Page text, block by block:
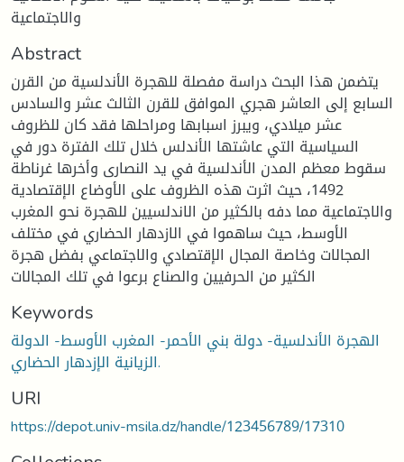
والاجتماعية
Abstract
يتضمن هذا البحث دراسة مفصلة للهجرة الأندلسية من القرن
السابع إلى العاشر هجري الموافق للقرن الثالث عشر والسادس
عشر ميلادي، ويبرز اسبابها ومراحلها فقد كان للظروف
السياسية التي عاشتها الأندلس خلال تلك الفترة دور في
سقوط معظم المدن الأندلسية في يد النصارى وأخرها غرناطة
1492، حيث اثرت هذه الظروف على الأوضاع الإقتصادية
والاجتماعية مما دفه بالكثير من الاندلسيين للهجرة نحو المغرب
الأوسط، حيث ساهموا في الازدهار الحضاري في مختلف
المجالات وخاصة المجال الإقتصادي والاجتماعي بفضل هجرة
الكثير من الحرفيين والصناع برعوا في تلك المجالات
Keywords
الهجرة الأندلسية- دولة بني الأحمر- المغرب الأوسط- الدولة
الزيانية الإزدهار الحضاري.
URI
https://depot.univ-msila.dz/handle/123456789/17310